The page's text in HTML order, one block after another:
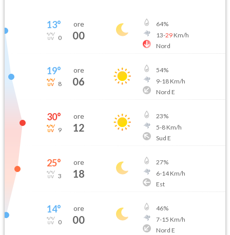
13°
0
ore
00
64%
13-29Km/h
Nord
19°
8
ore
06
54%
9-18Km/h
Nord E
30°
9
ore
12
23%
5-8Km/h
Sud E
25°
3
ore
18
27%
6-14Km/h
Est
14°
0
ore
00
46%
7-15 Km/h
Nord E